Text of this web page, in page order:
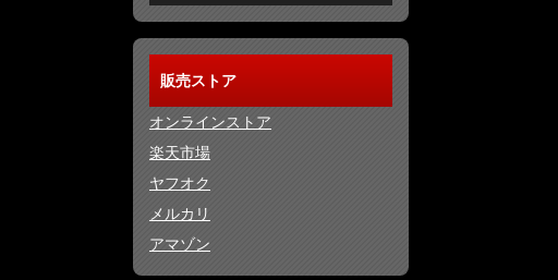
販売ストア
オンラインストア
楽天市場
ヤフオク
メルカリ
アマゾン